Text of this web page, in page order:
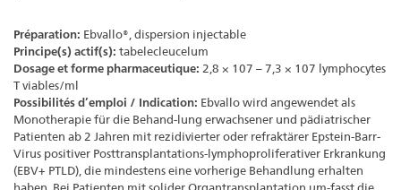
Préparation: Ebvallo®, dispersion injectable
Principe(s) actif(s): tabelecleucelum
Dosage et forme pharmaceutique: 2,8 × 107 – 7,3 × 107 lymphocytes
T viables/ml
Possibilités d’emploi / Indication: Ebvallo wird angewendet als
Monotherapie für die Behand-lung erwachsener und pädiatrischer
Patienten ab 2 Jahren mit rezidivierter oder refraktärer Epstein-Barr-
Virus positiver Posttransplantations-lymphoproliferativer Erkrankung
(EBV+ PTLD), die mindestens eine vorherige Behandlung erhalten